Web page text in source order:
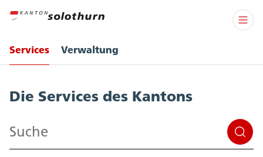
Services Verwaltung
Die Services des Kantons
Suchen